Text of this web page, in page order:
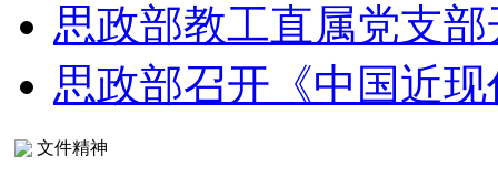
思政部教工直属党支
思政部召开《中国近
文件精神